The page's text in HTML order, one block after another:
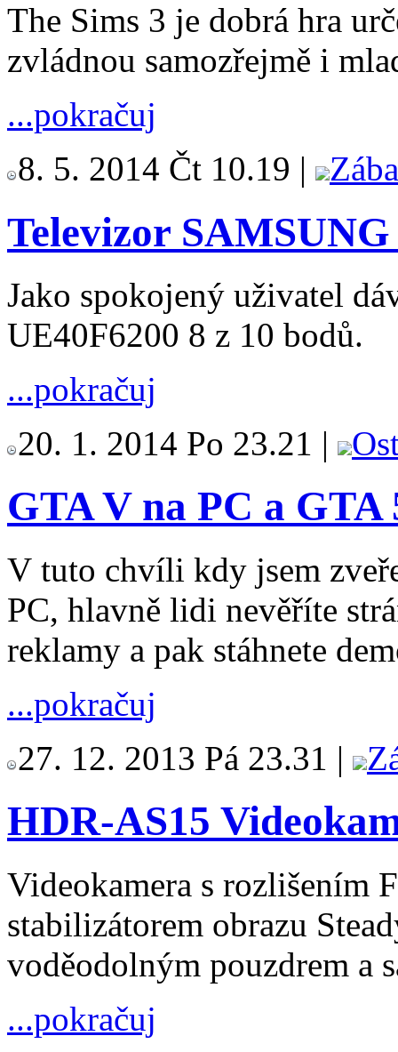
The Sims 3 je dobrá hra
zvládnou samozřejmě i
...pokračuj
8. 5. 2014 Čt 10.19 |
Televizor
Jako spokojený uživatel
UE40F6200 8 z 10 bodů.
...pokračuj
20. 1. 2014 Po 23.21 |
GTA V na PC a GTA
V tuto chvíli kdy jsem
PC, hlavně lidi nevěříte
reklamy a pak stáhnete
...pokračuj
27. 12. 2013 Pá 23.31 |
HDR-AS15
Videokamera s
stabilizátorem obrazu
voděodolným pouzdrem a
...pokračuj